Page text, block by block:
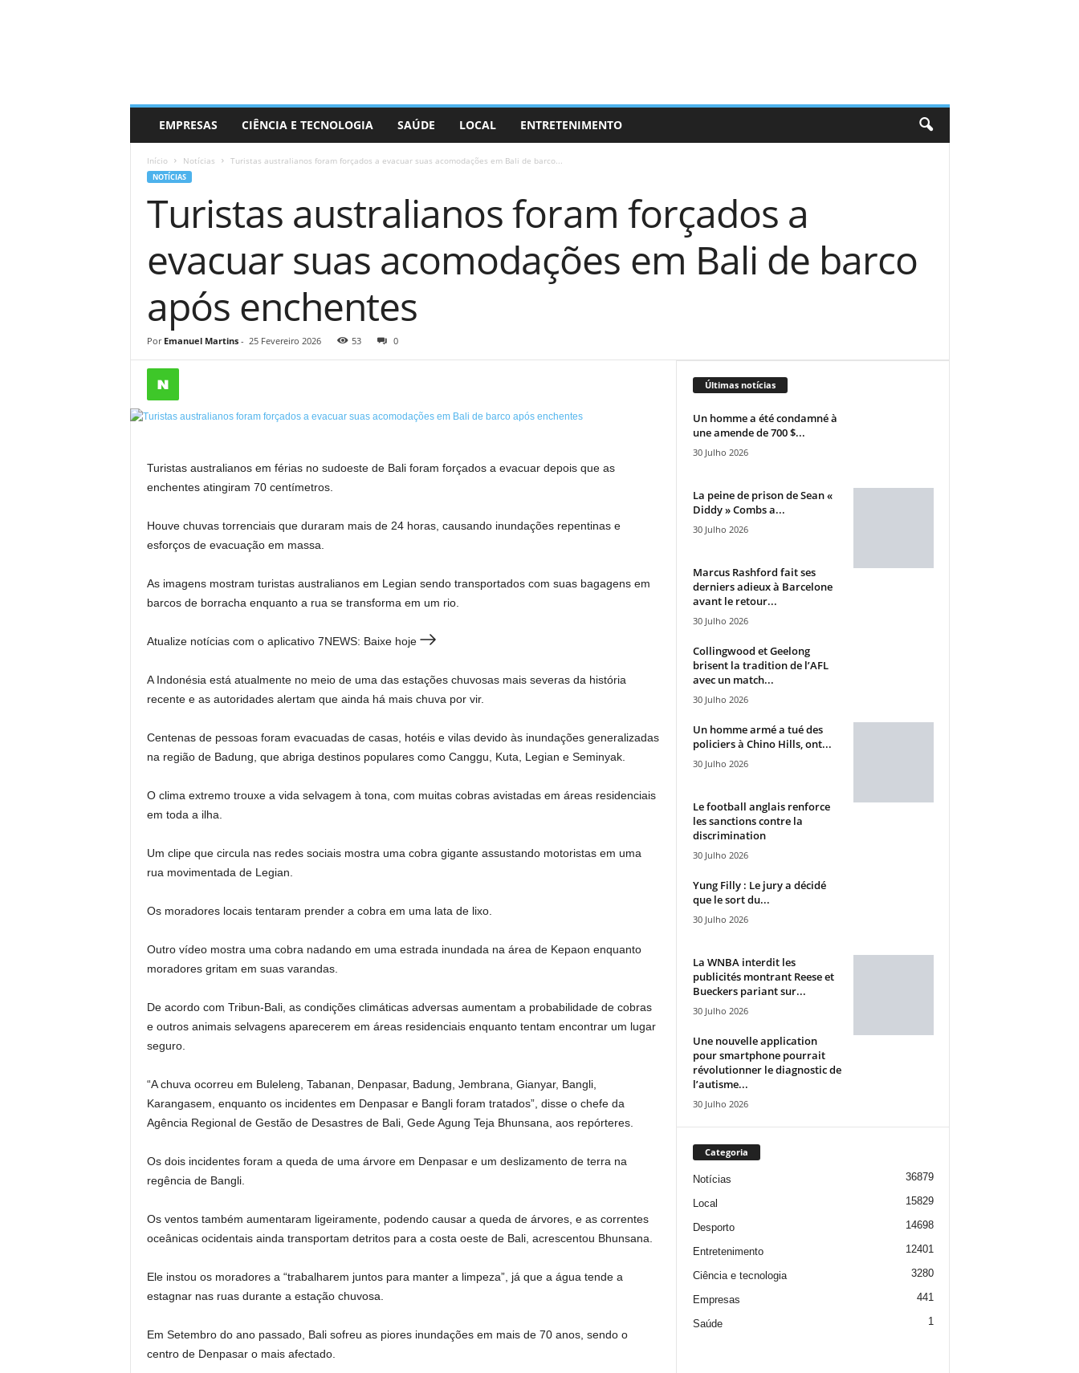
EMPRESAS CIÊNCIA E TECNOLOGIA SAÚDE LOCAL ENTRETENIMENTO
Início Notícias Turistas australianos foram forçados a evacuar suas acomodações em Bali de barco...
NOTÍCIAS
Turistas australianos foram forçados a
evacuar suas acomodações em Bali de barco
após enchentes
Por Emanuel Martins- 25 Fevereiro 2026 53 0
Turistas australianos em férias no sudoeste de Bali foram forçados a evacuar depois que as
enchentes atingiram 70 centímetros.
Houve chuvas torrenciais que duraram mais de 24 horas, causando inundações repentinas e
esforços de evacuação em massa.
As imagens mostram turistas australianos em Legian sendo transportados com suas bagagens em
barcos de borracha enquanto a rua se transforma em um rio.
Atualize notícias com o aplicativo 7NEWS: Baixe hoje
A Indonésia está atualmente no meio de uma das estações chuvosas mais severas da história
recente e as autoridades alertam que ainda há mais chuva por vir.
Centenas de pessoas foram evacuadas de casas, hotéis e vilas devido às inundações generalizadas
na região de Badung, que abriga destinos populares como Canggu, Kuta, Legian e Seminyak.
O clima extremo trouxe a vida selvagem à tona, com muitas cobras avistadas em áreas residenciais
em toda a ilha.
Um clipe que circula nas redes sociais mostra uma cobra gigante assustando motoristas em uma
rua movimentada de Legian.
Os moradores locais tentaram prender a cobra em uma lata de lixo.
Outro vídeo mostra uma cobra nadando em uma estrada inundada na área de Kepaon enquanto
moradores gritam em suas varandas.
De acordo com Tribun-Bali, as condições climáticas adversas aumentam a probabilidade de cobras
e outros animais selvagens aparecerem em áreas residenciais enquanto tentam encontrar um lugar
seguro.
“A chuva ocorreu em Buleleng, Tabanan, Denpasar, Badung, Jembrana, Gianyar, Bangli,
Karangasem, enquanto os incidentes em Denpasar e Bangli foram tratados”, disse o chefe da
Agência Regional de Gestão de Desastres de Bali, Gede Agung Teja Bhunsana, aos repórteres.
Os dois incidentes foram a queda de uma árvore em Denpasar e um deslizamento de terra na
regência de Bangli.
Os ventos também aumentaram ligeiramente, podendo causar a queda de árvores, e as correntes
oceânicas ocidentais ainda transportam detritos para a costa oeste de Bali, acrescentou Bhunsana.
Ele instou os moradores a “trabalharem juntos para manter a limpeza”, já que a água tende a
estagnar nas ruas durante a estação chuvosa.
Em Setembro do ano passado, Bali sofreu as piores inundações em mais de 70 anos, sendo o
centro de Denpasar o mais afectado.
Últimas notícias
Un homme a été condamné à
une amende de 700 $...
30 Julho 2026
La peine de prison de Sean «
Diddy » Combs a...
30 Julho 2026
Marcus Rashford fait ses
derniers adieux à Barcelone
avant le retour...
30 Julho 2026
Collingwood et Geelong
brisent la tradition de l’AFL
avec un match...
30 Julho 2026
Un homme armé a tué des
policiers à Chino Hills, ont...
30 Julho 2026
Le football anglais renforce
les sanctions contre la
discrimination
30 Julho 2026
Yung Filly : Le jury a décidé
que le sort du...
30 Julho 2026
La WNBA interdit les
publicités montrant Reese et
Bueckers pariant sur...
30 Julho 2026
Une nouvelle application
pour smartphone pourrait
révolutionner le diagnostic de
l’autisme...
30 Julho 2026
Categoria
Notícias 36879
Local 15829
Desporto 14698
Entretenimento 12401
Ciência e tecnologia 3280
Empresas 441
Saúde 1